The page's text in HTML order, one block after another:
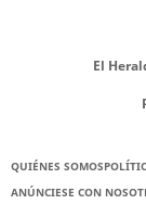
El
QUIÉNES SOMOS
ANÚNCIESE CON